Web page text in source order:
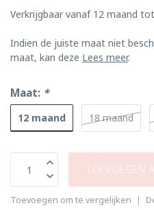
Verkrijgbaar vanaf 12 maand
Indien de juiste maat niet
maat, kan deze Lees meer.
Maat: *
12 maand 18 maand
TOEVOEGEN
Toevoegen om te vergelijken